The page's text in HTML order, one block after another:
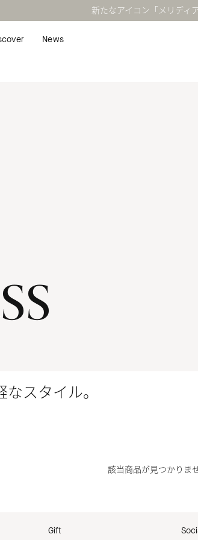
新たなアイコン「メリディ
News
スタイル。
該当商品が見つかりま
Gift